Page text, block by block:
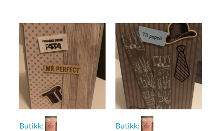
Butikk:
Butikk: